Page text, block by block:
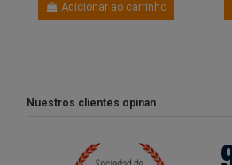
Adicionar ao carrinho
Nuestros clientes opinan